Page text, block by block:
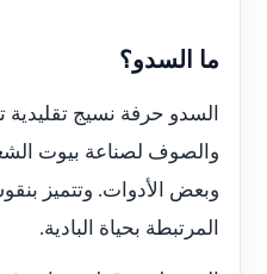
ما السدو؟
السدو حرفة نسيج تقليدية
والصوف لصناعة بيوت
وبعض الأدوات. وتتميز
المرتبطة بحياة البادية.